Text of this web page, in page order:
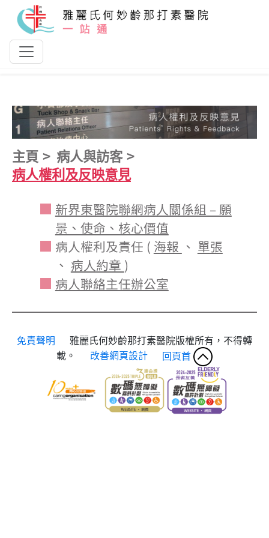
跳到主要內容
主頁
病人與訪客
病人權利及反映意見
新界東醫院聯網病人關係組 – 願
景、使命、核心價值
病人權利及責任 ( 海報 、 單張
、 病人約章 )
病人聯絡主任辦公室
免責聲明 雅麗氏何妙齡那打素醫院版權所有，不得轉
載。 改善網頁設計 回頁首